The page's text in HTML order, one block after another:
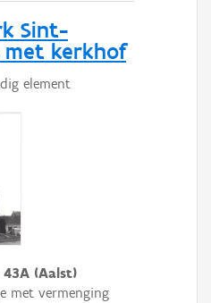
Sint-
met kerkhof
element
43A (Aalst)
met vermenging